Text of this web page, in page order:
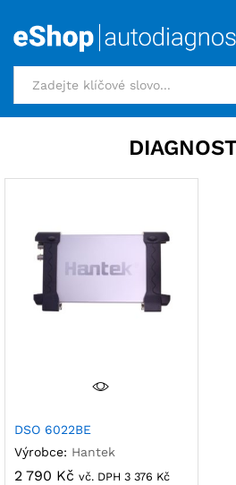
DSO 6022BE
Výrobce: Hantek
2 790 Kč vč. DPH 3 376 Kč